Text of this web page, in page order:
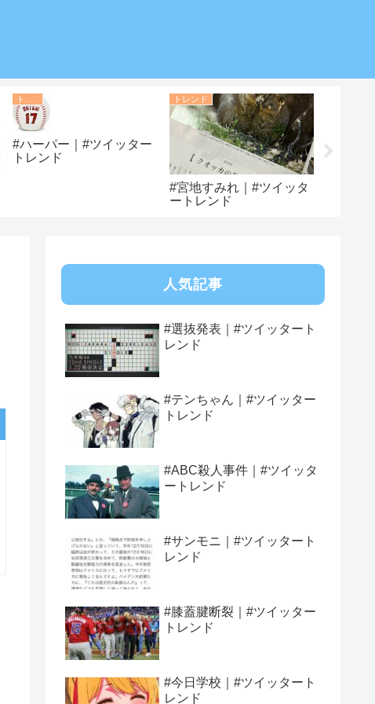
#ハーパー｜#ツイッター
トレンド
トレンド
#宮地すみれ｜#ツイッタ
ートレンド
人気記事
#選抜発表｜#ツイッタート
レンド
#テンちゃん｜#ツイッター
トレンド
#ABC殺人事件｜#ツイッタ
ートレンド
#サンモニ｜#ツイッタート
レンド
#膝蓋腱断裂｜#ツイッター
トレンド
#今日学校｜#ツイッタート
レンド